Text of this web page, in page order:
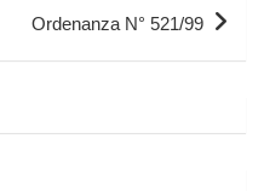
Ordenanza N° 521/99